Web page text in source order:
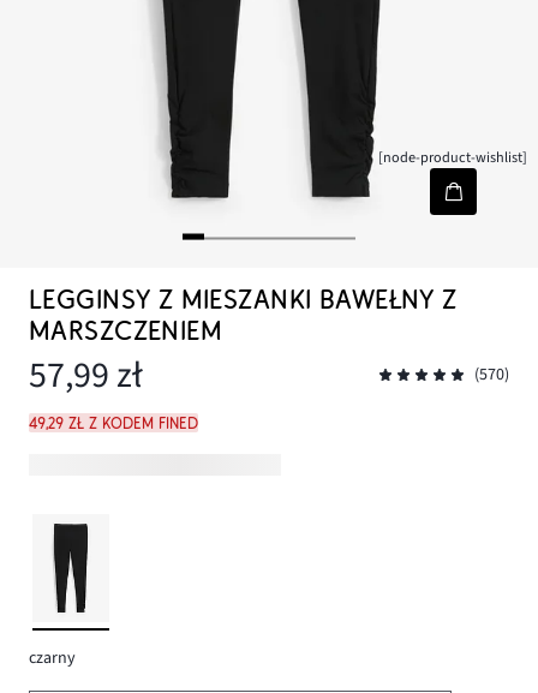
[node-product-wishlist]
LEGGINSY Z MIESZANKI BAWEŁNY Z
MARSZCZENIEM
57,99 zł (570)
49,29 zł z kodem FINED
czarny